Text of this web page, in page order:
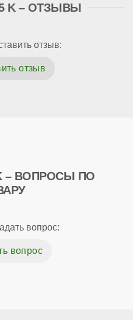
K – ОТЗЫВЫ
отзыв:
K – ВОПРОСЫ ПО
вопрос: